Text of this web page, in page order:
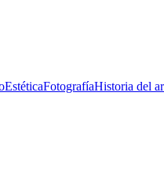
EstéticaFotografíaHistoria del